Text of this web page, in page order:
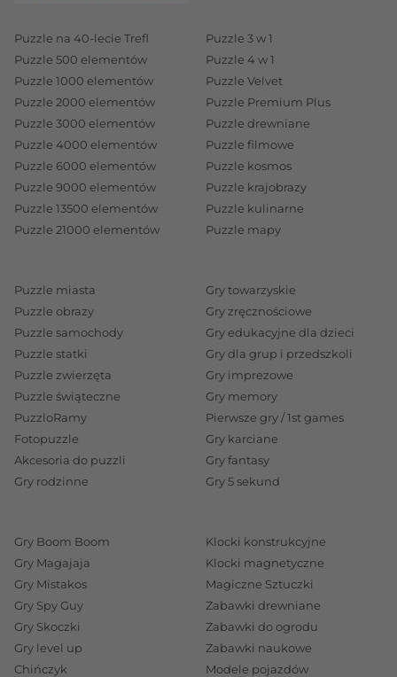
Puzzle na 40-lecie Trefl
Puzzle 500 elementów
Puzzle 1000 elementów
Puzzle 2000 elementów
Puzzle 3000 elementów
Puzzle 4000 elementów
Puzzle 6000 elementów
Puzzle 9000 elementów
Puzzle 13500 elementów
Puzzle 21000 elementów
Puzzle 3 w 1
Puzzle 4 w 1
Puzzle Velvet
Puzzle Premium Plus
Puzzle drewniane
Puzzle filmowe
Puzzle kosmos
Puzzle krajobrazy
Puzzle kulinarne
Puzzle mapy
Puzzle miasta
Puzzle obrazy
Puzzle samochody
Puzzle statki
Puzzle zwierzęta
Puzzle świąteczne
PuzzloRamy
Fotopuzzle
Akcesoria do puzzli
Gry rodzinne
Gry towarzyskie
Gry zręcznościowe
Gry edukacyjne dla dzieci
Gry dla grup i przedszkoli
Gry imprezowe
Gry memory
Pierwsze gry / 1st games
Gry karciane
Gry fantasy
Gry 5 sekund
Gry Boom Boom
Gry Magajaja
Gry Mistakos
Gry Spy Guy
Gry Skoczki
Gry level up
Chińczyk
Klocki konstrukcyjne
Klocki magnetyczne
Magiczne Sztuczki
Zabawki drewniane
Zabawki do ogrodu
Zabawki naukowe
Modele pojazdów